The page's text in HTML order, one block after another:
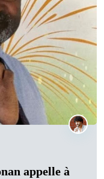
appelle à